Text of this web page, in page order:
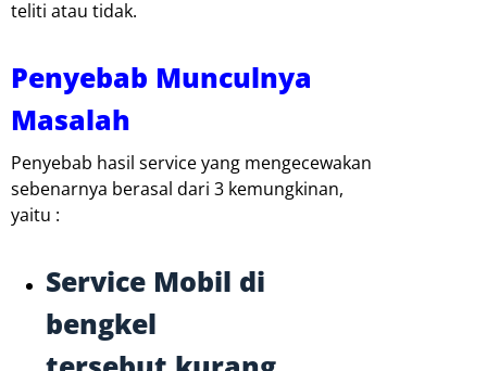
teliti atau tidak.
Penyebab Munculnya
Masalah
Penyebab hasil service yang mengecewakan
sebenarnya berasal dari 3 kemungkinan,
yaitu :
Service Mobil di
bengkel